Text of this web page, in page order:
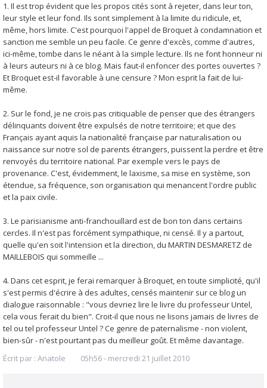
1. Il est trop évident que les propos cités sont à rejeter, dans leur ton,
leur style et leur fond. Ils sont simplement à la limite du ridicule, et,
même, hors limite. C'est pourquoi l'appel de Broquet à condamnation et
sanction me semble un peu facile. Ce genre d'excès, comme d'autres,
ici-même, tombe dans le néant à la simple lecture. Ils ne font honneur ni
à leurs auteurs ni à ce blog. Mais faut-il enfoncer des portes ouvertes ?
Et Broquet est-il favorable à une censure ? Mon esprit la fait de lui-
même.
2. Sur le fond, je ne crois pas critiquable de penser que des étrangers
délinquants doivent être expulsés de notre territoire; et que des
Français ayant aquis la nationalité française par naturalisation ou
naissance sur notre sol de parents étrangers, puissent la perdre et être
renvoyés du territoire national. Par exemple vers le pays de
provenance. C'est, évidemment, le laxisme, sa mise en système, son
étendue, sa fréquence, son organisation qui menancent l'ordre public
et la paix civile.
3. Le parisianisme anti-franchouillard est de bon ton dans certains
cercles. Il n'est pas forcément sympathique, ni censé. Il y a partout,
quelle qu'en soit l'intension et la direction, du MARTIN DESMARETZ de
MAILLEBOIS qui sommeille ...
4. Dans cet esprit, je ferai remarquer à Broquet, en toute simplicité, qu'il
s'est permis d'écrire à des adultes, censés maintenir sur ce blog un
dialogue raisonnable : "vous devriez lire le livre du professeur Untel,
cela vous ferait du bien". Croit-il que nous ne lisons jamais de livres de
tel ou tel professeur Untel ? Ce genre de paternalisme - non violent,
bien-sûr - n'est pourtant pas du meilleur goût. Et même davantage.
Écrit par : Anatole 05h56- mercredi 21 juillet 2010